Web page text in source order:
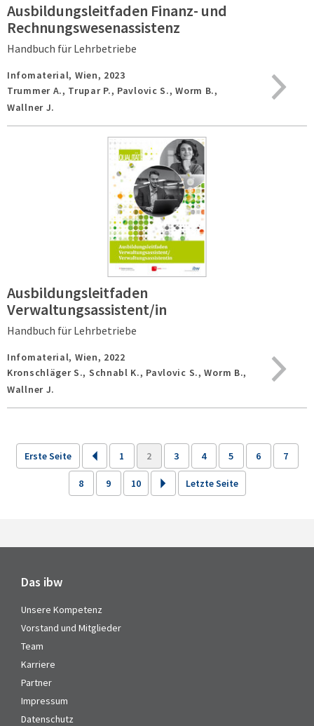
Ausbildungsleitfaden Finanz- und
Rechnungswesenassistenz
Handbuch für Lehrbetriebe
Infomaterial, Wien, 2023
Trummer A., Trupar P., Pavlovic S., Worm B.,
Wallner J.
Ausbildungsleitfaden
Verwaltungsassistent/in
Handbuch für Lehrbetriebe
Infomaterial, Wien, 2022
Kronschläger S., Schnabl K., Pavlovic S., Worm B.,
Wallner J.
Erste Seite 1 2 3 4 5 6 7
8 9 10 Letzte Seite
Das ibw
Unsere Kompetenz
Vorstand und Mitglieder
Team
Karriere
Partner
Impressum
Datenschutz